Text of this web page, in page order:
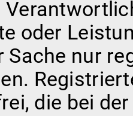
oder
Sache nur
die bei